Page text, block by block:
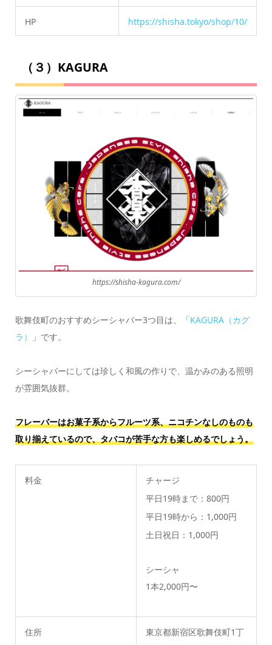
HP https://shisha.tokyo/shop/10/
（３）KAGURA
https://shisha-kagura.com/
歌舞伎町のおすすめシーシャバー3つ目は、「KAGURA（カグ
ラ）
」です。
シーシャバーにしては珍しく和風の作りで、温かみのある照明
が雰囲気抜群。
フレーバーはお菓子系からフルーツ系、ニコチンなしのものも
取り揃えているので、タバコが苦手な方も楽しめるでしょう。
料金
チャージ
平日19時まで：800円
平日19時から：1,000円
土日祝日：1,000円
シーシャ
1本2,000円〜
住所
東京都新宿区歌舞伎町1丁